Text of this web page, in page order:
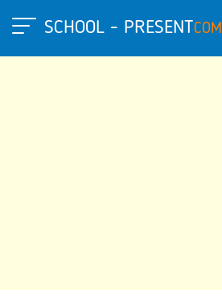
SCHOOL - PRESENTCOM